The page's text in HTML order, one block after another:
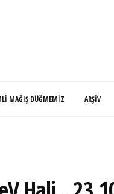
MAĞIŞ DÜĞMEMIZ ARŞIV